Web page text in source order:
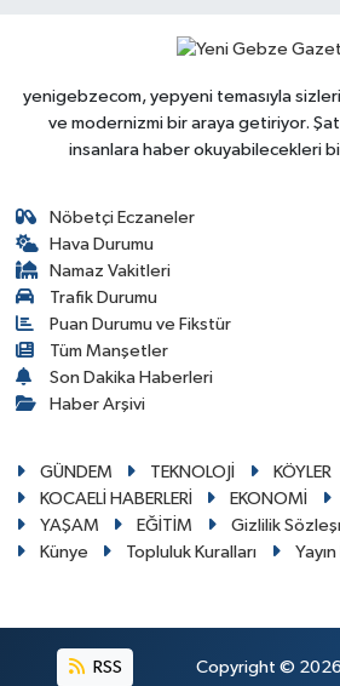
yenigebzecom, yepyeni temasıyla
ve modernizmi bir araya getiriyor.
insanlara haber okuyabilecekleri
Nöbetçi Eczaneler
Hava Durumu
Namaz Vakitleri
Trafik Durumu
Puan Durumu ve Fikstür
Tüm Manşetler
Son Dakika Haberleri
Haber Arşivi
GÜNDEM TEKNOLOJİ KÖYLER
KOCAELİ HABERLERİ
EKONOMİ
YAŞAM
EĞİTİM Gizlilik
Künye
Topluluk Kuralları
RSS Copyright © 2026.